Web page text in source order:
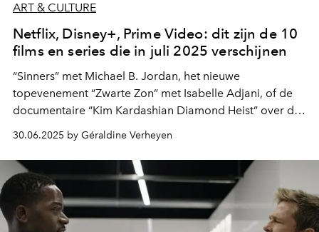
ART & CULTURE
Netflix, Disney+, Prime Video: dit zijn de 10
films en series die in juli 2025 verschijnen
“Sinners” met Michael B. Jordan, het nieuwe
topevenement “Zwarte Zon” met Isabelle Adjani, of de
documentaire “Kim Kardashian Diamond Heist” over de
beruchte overval in Parijs... Dit is wat je in juli 2025 mag
verwachten op de streamingplatforms.
30.06.2025 by Géraldine Verheyen